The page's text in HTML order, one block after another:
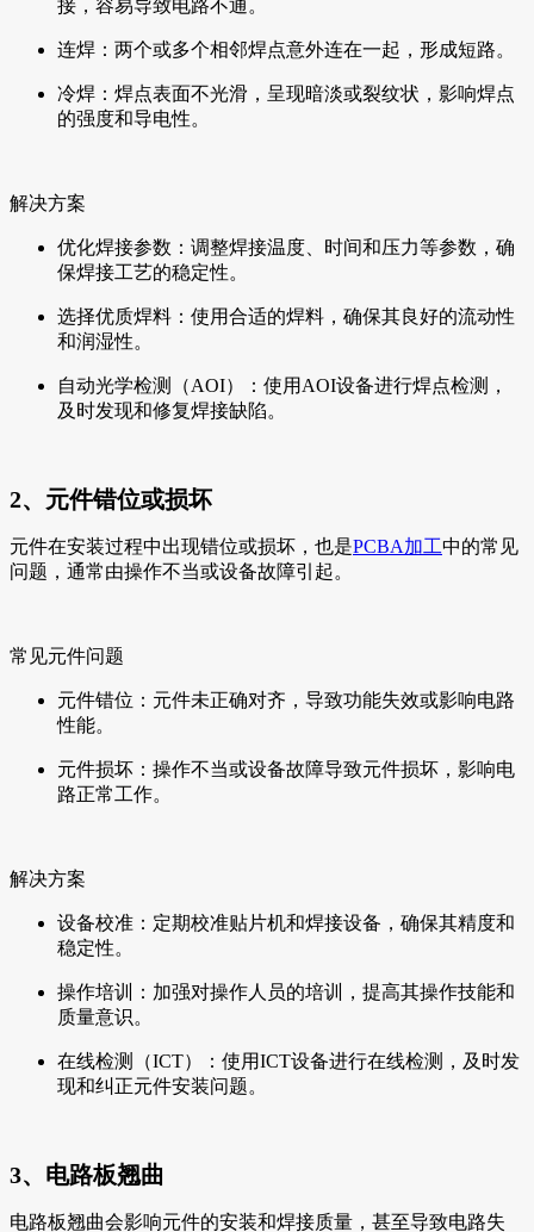
接，容易导致电路不通。
连焊：两个或多个相邻焊点意外连在一起，形成短路。
冷焊：焊点表面不光滑，呈现暗淡或裂纹状，影响焊点
的强度和导电性。
解决方案
优化焊接参数：调整焊接温度、时间和压力等参数，确
保焊接工艺的稳定性。
选择优质焊料：使用合适的焊料，确保其良好的流动性
和润湿性。
自动光学检测（AOI）：使用AOI设备进行焊点检测，
及时发现和修复焊接缺陷。
2、元件错位或损坏
元件在安装过程中出现错位或损坏，也是PCBA加工中的常见
问题，通常由操作不当或设备故障引起。
常见元件问题
元件错位：元件未正确对齐，导致功能失效或影响电路
性能。
元件损坏：操作不当或设备故障导致元件损坏，影响电
路正常工作。
解决方案
设备校准：定期校准贴片机和焊接设备，确保其精度和
稳定性。
操作培训：加强对操作人员的培训，提高其操作技能和
质量意识。
在线检测（ICT）：使用ICT设备进行在线检测，及时发
现和纠正元件安装问题。
3、电路板翘曲
电路板翘曲会影响元件的安装和焊接质量，甚至导致电路失